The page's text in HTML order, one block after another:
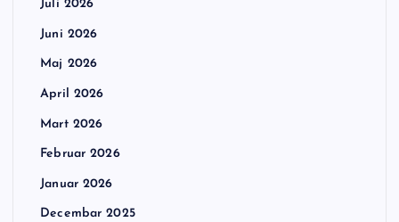
Juli 2026
Juni 2026
Maj 2026
April 2026
Mart 2026
Februar 2026
Januar 2026
Decembar 2025